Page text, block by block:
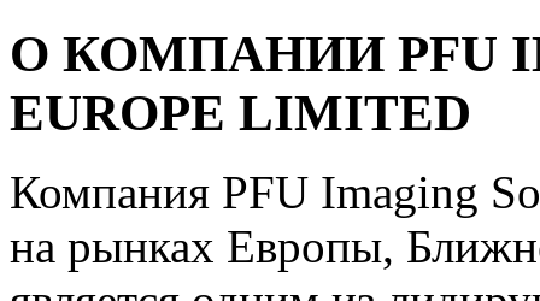
О КОМПАНИИ PFU
EUROPE LIMITED
Компания PFU Imaging
на рынках Европы,